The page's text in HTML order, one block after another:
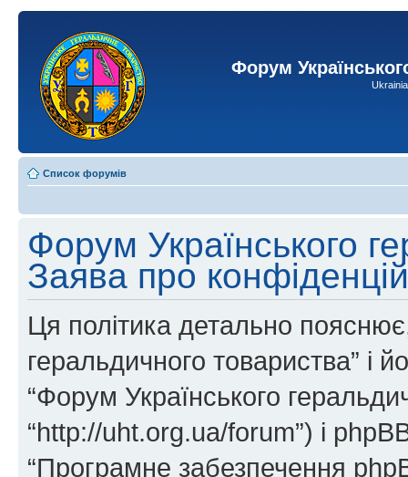
Форум
Список форумів
Форум Українського
Заява про
Ця політика детально
геральдичного товариства” і
“Форум Українського
“http://uht.org.ua/forum”) і phpBB
“Програмне забезпечення